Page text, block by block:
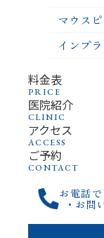
マウス
インプ
料金表
PRICE
医院紹介
CLINIC
アクセス
ACCESS
ご予約
CONTACT
お電話
・お問
セラミックイ
セラミックイン
ジルコニアは人工
度と耐久性に優れて
e-maxは、天然歯
るセラミック素材で
ラミネートベニ
種類
ジルコニア
e-max